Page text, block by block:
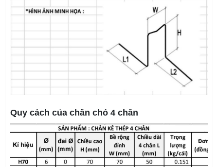
Quy cách của chân chó 4 chân